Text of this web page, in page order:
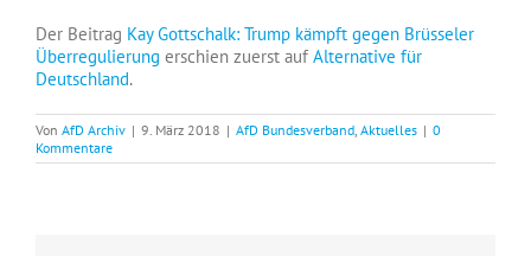
Der Beitrag Kay Gottschalk: Trump kämpft gegen Brüsseler
Überregulierung erschien zuerst auf Alternative für
Deutschland.
Von AfD Archiv | 9. März 2018 | AfD Bundesverband Aktuelles | 0
Kommentare